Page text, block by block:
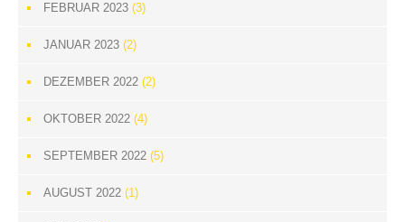
FEBRUAR 2023 (3)
JANUAR 2023 (2)
DEZEMBER 2022 (2)
OKTOBER 2022 (4)
SEPTEMBER 2022 (5)
AUGUST 2022 (1)